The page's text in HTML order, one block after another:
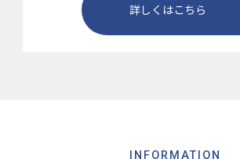
詳しくはこちら
INFORMATION